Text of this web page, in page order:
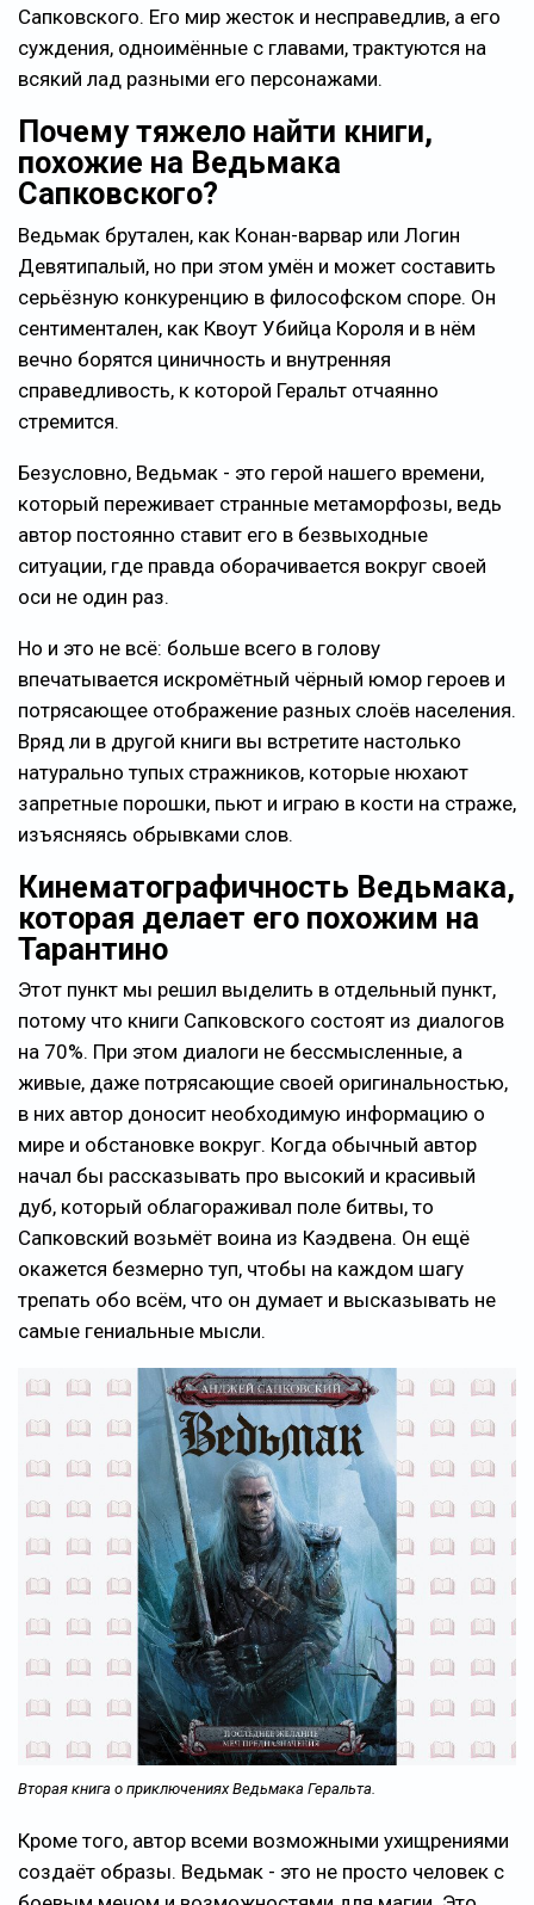
Сапковского. Его мир жесток и несправедлив, а его
суждения, одноимённые с главами, трактуются на
всякий лад разными его персонажами.
Почему тяжело найти книги,
похожие на Ведьмака
Сапковского?
Ведьмак брутален, как Конан-варвар или Логин
Девятипалый, но при этом умён и может составить
серьёзную конкуренцию в философском споре. Он
сентиментален, как Квоут Убийца Короля и в нём
вечно борятся циничность и внутренняя
справедливость, к которой Геральт отчаянно
стремится.
Безусловно, Ведьмак - это герой нашего времени,
который переживает странные метаморфозы, ведь
автор постоянно ставит его в безвыходные
ситуации, где правда оборачивается вокруг своей
оси не один раз.
Но и это не всё: больше всего в голову
впечатывается искромётный чёрный юмор героев и
потрясающее отображение разных слоёв населения.
Вряд ли в другой книги вы встретите настолько
натурально тупых стражников, которые нюхают
запретные порошки, пьют и играю в кости на страже,
изъясняясь обрывками слов.
Кинематографичность Ведьмака,
которая делает его похожим на
Тарантино
Этот пункт мы решил выделить в отдельный пункт,
потому что книги Сапковского состоят из диалогов
на 70%. При этом диалоги не бессмысленные, а
живые, даже потрясающие своей оригинальностью,
в них автор доносит необходимую информацию о
мире и обстановке вокруг. Когда обычный автор
начал бы рассказывать про высокий и красивый
дуб, который облагораживал поле битвы, то
Сапковский возьмёт воина из Каэдвена. Он ещё
окажется безмерно туп, чтобы на каждом шагу
трепать обо всём, что он думает и высказывать не
самые гениальные мысли.
Вторая книга о приключениях Ведьмака Геральта.
Кроме того, автор всеми возможными ухищрениями
создаёт образы. Ведьмак - это не просто человек с